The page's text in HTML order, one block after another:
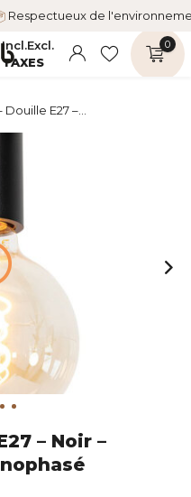
Respectueux de
Incl.Excl.
TAXES
0
E27 –...
– Noir –